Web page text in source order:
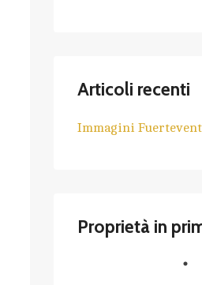
Articoli recenti
Immagini
Proprietà in